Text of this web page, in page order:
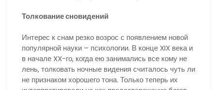
Толкование сновидений
Интерес к снам резко возрос с появлением новой
популярной науки – психологии. В конце XIX века и
в начале XX-го, когда ею занимались все кому не
лень, толковать ночные видения считалось чуть ли
не признаком хорошего тона. Только теперь их